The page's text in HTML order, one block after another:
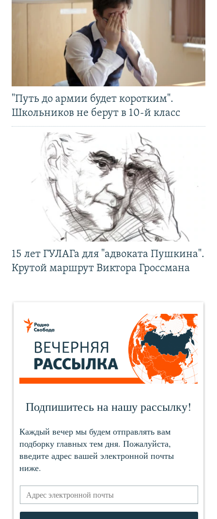
"Путь до армии будет коротким".
Школьников не берут в 10-й класс
15 лет ГУЛАГа для "адвоката Пушкина".
Крутой маршрут Виктора Гроссмана